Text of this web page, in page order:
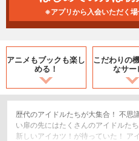
※アプリから入会いただく
アニメもブックも楽し
める！
こだわりの
なサー
歴代のアイドルたちが大集合！ 不思
い扉の先にはたくさんのアイドルた
新しいアイカツ！が待っていた！